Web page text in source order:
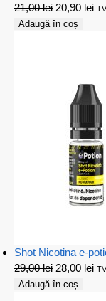
21,00lei 20,90 lei
Adaugă în coș
Shot Nicotina e-
29,00lei 28,00 lei
Adaugă în coș